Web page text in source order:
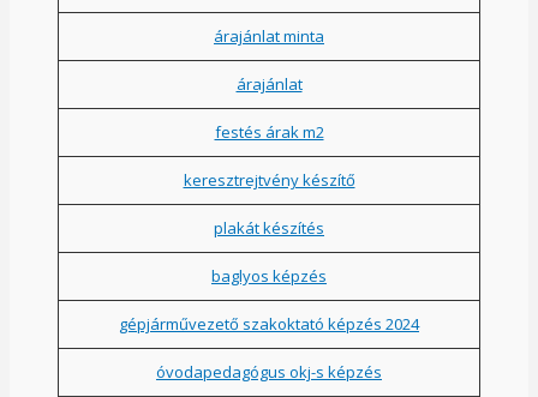
árajánlat minta
árajánlat
festés árak m2
keresztrejtvény készítő
plakát készítés
baglyos képzés
gépjárművezető szakoktató képzés 2024
óvodapedagógus okj-s képzés